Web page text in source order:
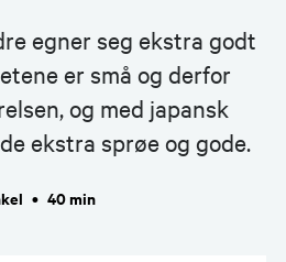
egner seg ekstra godt
er små og derfor
og med japansk
ekstra sprøe og gode.
• 40 min